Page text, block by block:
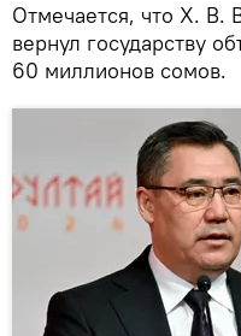
Отмечается, что Х. В.
вернул государству
60 миллионов сомов.